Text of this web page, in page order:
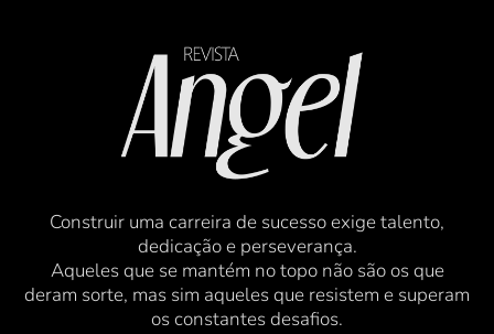
Construir uma carreira de sucesso exige talento,
dedicação e perseverança.
Aqueles que se mantém no topo não são os que
deram sorte, mas sim aqueles que resistem e superam
os constantes desafios.